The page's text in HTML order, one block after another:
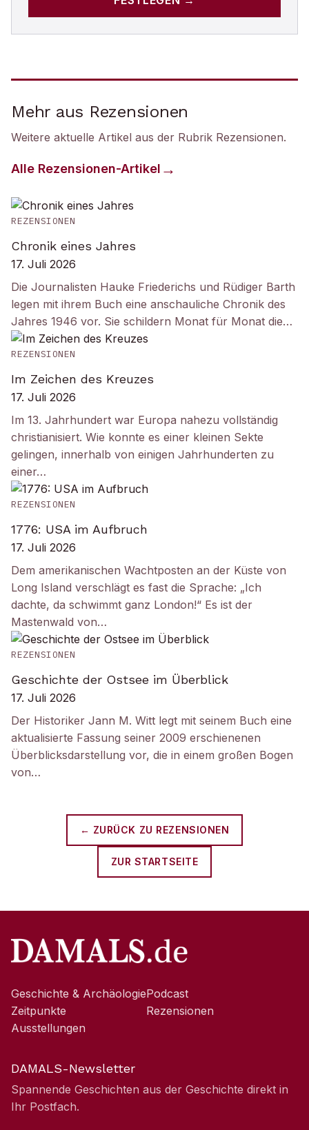
Mehr aus Rezensionen
Weitere aktuelle Artikel aus der Rubrik Rezensionen.
Alle Rezensionen-Artikel
REZENSIONEN
Chronik eines Jahres
17. Juli 2026
Die Journalisten Hauke Friederichs und Rüdiger Barth
legen mit ihrem Buch eine anschauliche Chronik des
Jahres 1946 vor. Sie schildern Monat für Monat die…
REZENSIONEN
Im Zeichen des Kreuzes
17. Juli 2026
Im 13. Jahrhundert war Europa nahezu vollständig
christianisiert. Wie konnte es einer kleinen Sekte
gelingen, innerhalb von einigen Jahrhunderten zu
einer…
REZENSIONEN
1776: USA im Aufbruch
17. Juli 2026
Dem amerikanischen Wachtposten an der Küste von
Long Island verschlägt es fast die Sprache: „Ich
dachte, da schwimmt ganz London!“ Es ist der
Mastenwald von…
REZENSIONEN
Geschichte der Ostsee im Überblick
17. Juli 2026
Der Historiker Jann M. Witt legt mit seinem Buch eine
aktualisierte Fassung seiner 2009 erschienenen
Überblicksdarstellung vor, die in einem großen Bogen
von…
← ZURÜCK ZU REZENSIONEN
ZUR STARTSEITE
Geschichte & Archäologie
Zeitpunkte
Ausstellungen
Podcast
Rezensionen
DAMALS-Newsletter
Spannende Geschichten aus der Geschichte direkt in
Ihr Postfach.